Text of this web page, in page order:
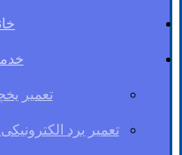
تعمیر
تعمیر برد